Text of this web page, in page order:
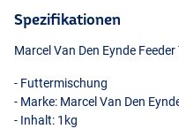
Spezifikationen
Marcel Van Den Eynde
- Futtermischung
- Marke: Marcel Van Den
- Inhalt: 1kg